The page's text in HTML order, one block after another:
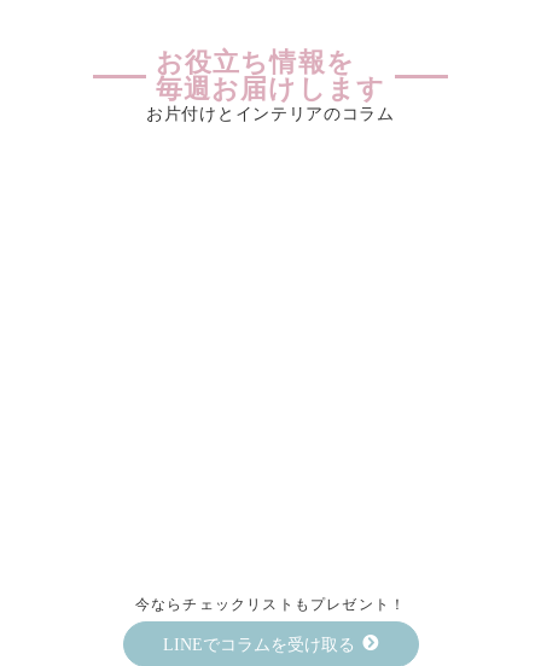
お役立ち情報を
毎週お届けします
お片付けとインテリアのコラム
今ならチェックリストもプレゼント！
LINEでコラムを受け取る